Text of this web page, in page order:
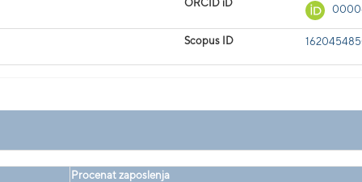
ORCID iD
Scopus ID
Procenat zaposlenja